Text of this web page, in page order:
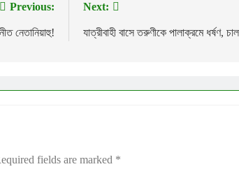
Previous:
নেতানিয়াহু!
Next:
যাত্রীবাহী বাসে তরুণীকে পালাক্রমে ধর্ষণ,
fields are marked *